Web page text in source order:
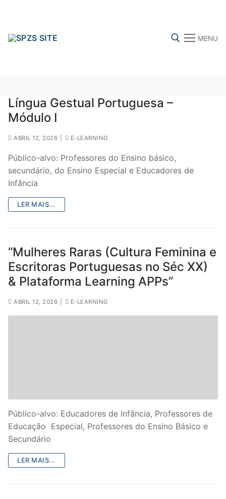
MENU
FENPROF CGTP-IN
Search
for:
sindicalização
Sectores
PRÉ-ESCOLAR
1º CICLO
ENSINO SUPERIOR
PROFESSORES CONTRATADOS
DOCENTES APOSENTADOS
Língua Gestual Portuguesa –
Módulo I
ABRIL 12, 2026 E-LEARNING
Público-alvo: Professores do Ensino básico,
secundário, do Ensino Especial e Educadores de
Infância
LER MAIS...
“Mulheres Raras (Cultura Feminina e
Escritoras Portuguesas no Séc XX)
& Plataforma Learning APPs”
ABRIL 12, 2026 E-LEARNING
Público-alvo: Educadores de Infância, Professores de
Educação Especial, Professores do Ensino Básico e
Secundário
LER MAIS...